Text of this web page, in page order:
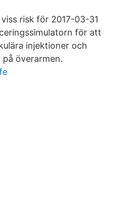
risk för 2017-03-31
för att
injektioner och
överarmen.